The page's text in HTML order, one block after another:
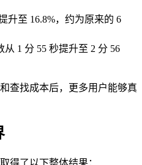
升至 16.8%，约为原来的 6
1 分 55 秒提升至 2 分 56
查找成本后，更多用户能够真
得了以下整体结果：